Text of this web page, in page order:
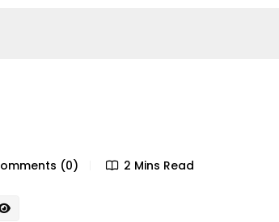
(0) 2 Mins Read